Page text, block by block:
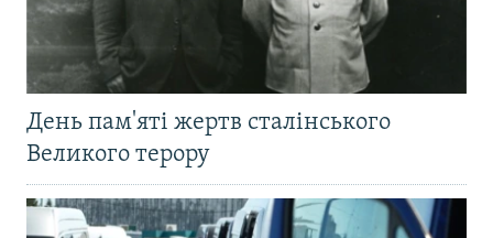
День пам'яті жертв сталінського
Великого терору